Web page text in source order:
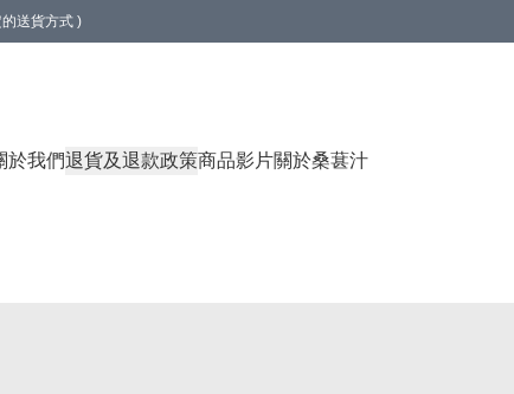
送貨方式 )
於我們退貨及退款政策商品影片關於桑葚汁